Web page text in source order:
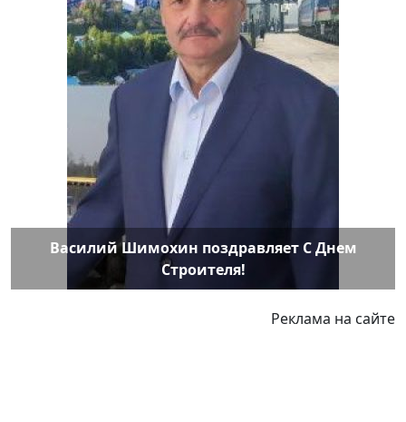
Василий Шимохин поздравляет С Днем
Строителя!
Реклама на сайте